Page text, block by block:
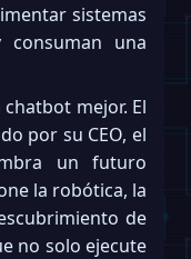
sistemas
una
mejor. El
por su CEO, el
un futuro
la robótica, la
de
no solo ejecute